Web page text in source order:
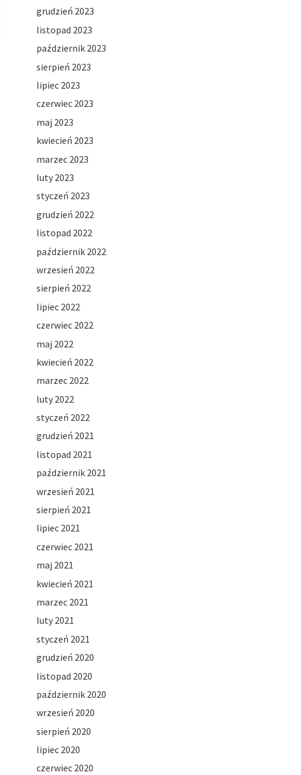
grudzień 2023
listopad 2023
październik 2023
sierpień 2023
lipiec 2023
czerwiec 2023
maj 2023
kwiecień 2023
marzec 2023
luty 2023
styczeń 2023
grudzień 2022
listopad 2022
październik 2022
wrzesień 2022
sierpień 2022
lipiec 2022
czerwiec 2022
maj 2022
kwiecień 2022
marzec 2022
luty 2022
styczeń 2022
grudzień 2021
listopad 2021
październik 2021
wrzesień 2021
sierpień 2021
lipiec 2021
czerwiec 2021
maj 2021
kwiecień 2021
marzec 2021
luty 2021
styczeń 2021
grudzień 2020
listopad 2020
październik 2020
wrzesień 2020
sierpień 2020
lipiec 2020
czerwiec 2020